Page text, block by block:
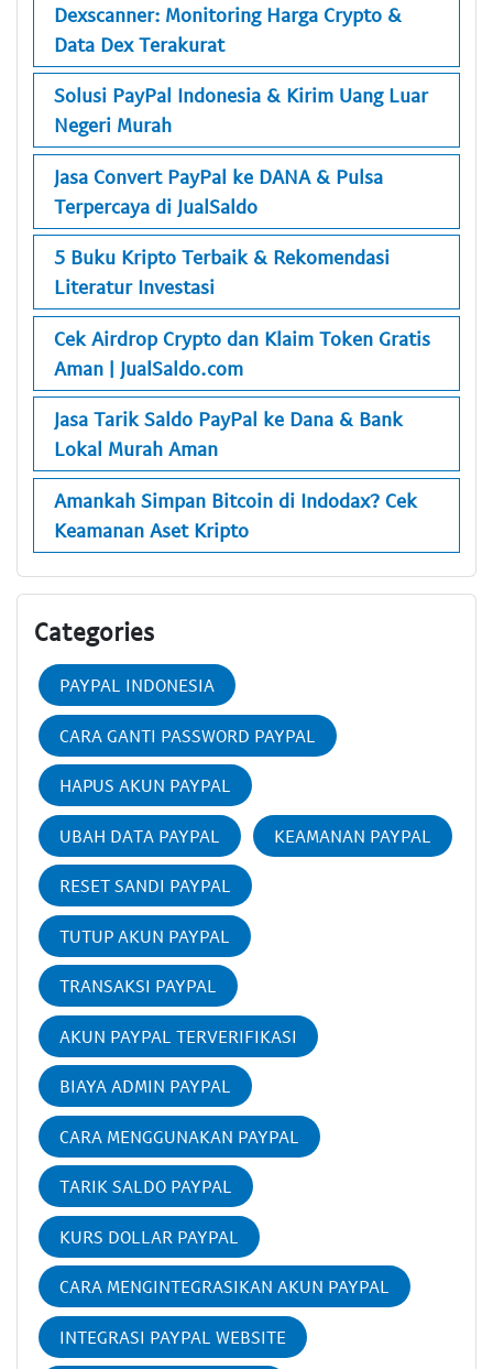
Dexscanner: Monitoring Harga Crypto &
Data Dex Terakurat
Solusi PayPal Indonesia & Kirim Uang Luar
Negeri Murah
Jasa Convert PayPal ke DANA & Pulsa
Terpercaya di JualSaldo
5 Buku Kripto Terbaik & Rekomendasi
Literatur Investasi
Cek Airdrop Crypto dan Klaim Token Gratis
Aman | JualSaldo.com
Jasa Tarik Saldo PayPal ke Dana & Bank
Lokal Murah Aman
Amankah Simpan Bitcoin di Indodax? Cek
Keamanan Aset Kripto
Categories
PAYPAL INDONESIA
CARA GANTI PASSWORD PAYPAL
HAPUS AKUN PAYPAL
UBAH DATA PAYPAL KEAMANAN PAYPAL
RESET SANDI PAYPAL
TUTUP AKUN PAYPAL
TRANSAKSI PAYPAL
AKUN PAYPAL TERVERIFIKASI
BIAYA ADMIN PAYPAL
CARA MENGGUNAKAN PAYPAL
TARIK SALDO PAYPAL
KURS DOLLAR PAYPAL
CARA MENGINTEGRASIKAN AKUN PAYPAL
INTEGRASI PAYPAL WEBSITE